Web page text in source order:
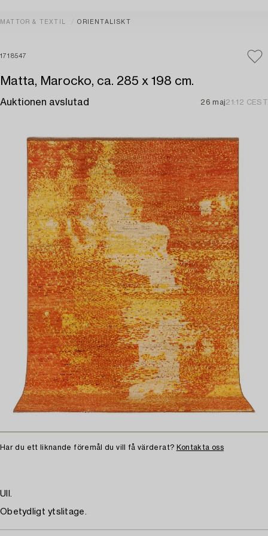
MATTOR & TEXTIL ORIENTALISKT
1718547
Matta, Marocko, ca. 285 x 198 cm.
Auktionen avslutad 26 maj21:12 CEST
Har du ett liknande föremål du vill få värderat? Kontakta oss
Ull.
Obetydligt ytslitage.